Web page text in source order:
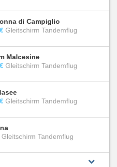
di Campiglio
Gleitschirm Tandemflug
Malcesine
Gleitschirm Tandemflug
Gleitschirm Tandemflug
Gleitschirm Tandemflug